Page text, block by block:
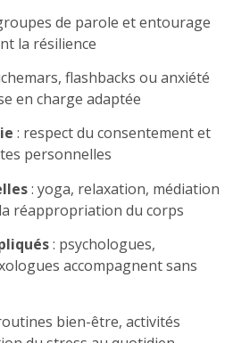
de parole et entourage
la résilience
flashbacks ou anxiété
en charge adaptée
: respect du consentement et
personnelles
: yoga, relaxation, médiation
réappropriation du corps
: psychologues,
accompagnent sans
bien-être, activités